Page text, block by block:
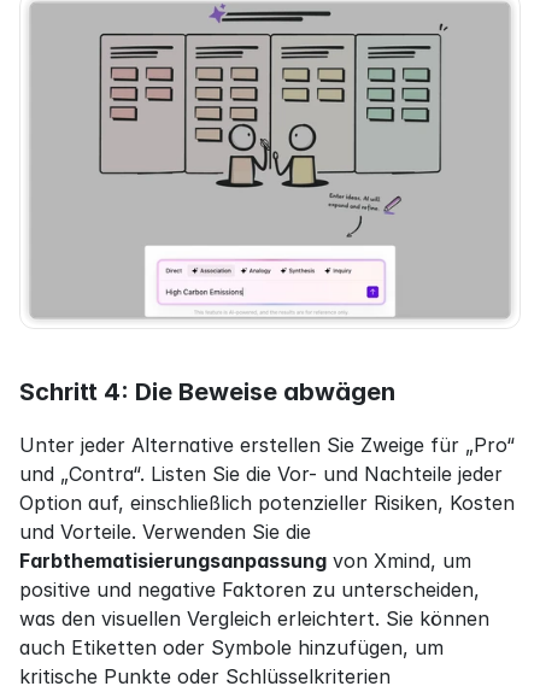
Schritt 4: Die Beweise abwägen
Unter jeder Alternative erstellen Sie Zweige für „Pro“
und „Contra“. Listen Sie die Vor- und Nachteile jeder
Option auf, einschließlich potenzieller Risiken, Kosten
Farbthematisierungsanpassung von Xmind, um
positive und negative Faktoren zu unterscheiden,
was den visuellen Vergleich erleichtert. Sie können
auch Etiketten oder Symbole hinzufügen, um
kritische Punkte oder Schlüsselkriterien